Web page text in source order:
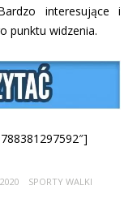
interesujące i
punktu widzenia.
SPORTY WALKI